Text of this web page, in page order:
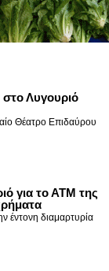
Λυγουριό
Θέατρο Επιδαύρου
για το ΑΤΜ της
έντονη διαμαρτυρία